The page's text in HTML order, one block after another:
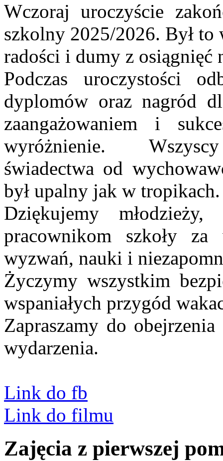
Wczoraj uroczyście
szkolny 2025/2026. Był to
radości i dumy z osiągnięć
Podczas uroczystości
dyplomów oraz nagród
zaangażowaniem i
wyróżnienie.
świadectwa od
był upalny jak w
Dziękujemy
pracownikom szkoły za
wyzwań, nauki i
Życzymy wszystkim
wspaniałych przygód
Zapraszamy do
wydarzenia.
Link do fb
Link do filmu
Zajęcia z pierwszej